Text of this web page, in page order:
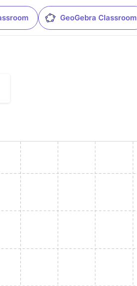
GeoGebra Classroom